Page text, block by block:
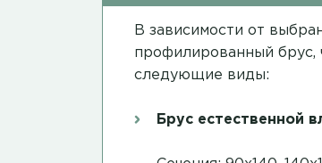
В зависимости от
профилированный брус,
следующие виды:
Брус естественной